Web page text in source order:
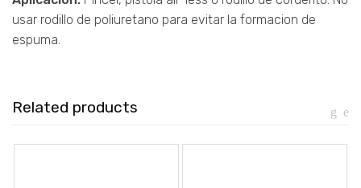
usar rodillo de poliuretano para evitar la formacion de
espuma.
Related products